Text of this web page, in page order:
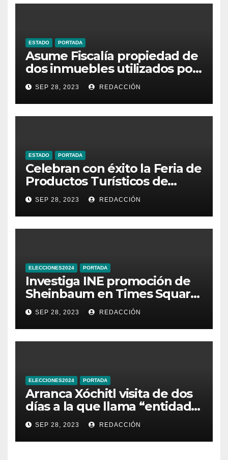
ESTADO PORTADA
Asume Fiscalía propiedad de
dos inmuebles utilizados por
la delincuencia
SEP 28, 2023 REDACCIÓN
ESTADO PORTADA
Celebran con éxito la Feria de
Productos Turísticos de
Guanajuato
SEP 28, 2023 REDACCIÓN
ELECCIONES2024 PORTADA
Investiga INE promoción de
Sheinbaum en Times Square
de Nueva York
SEP 28, 2023 REDACCIÓN
ELECCIONES2024 PORTADA
Arranca Xóchitl visita de dos
días a la que llama “entidad
33” de México
SEP 28, 2023 REDACCIÓN